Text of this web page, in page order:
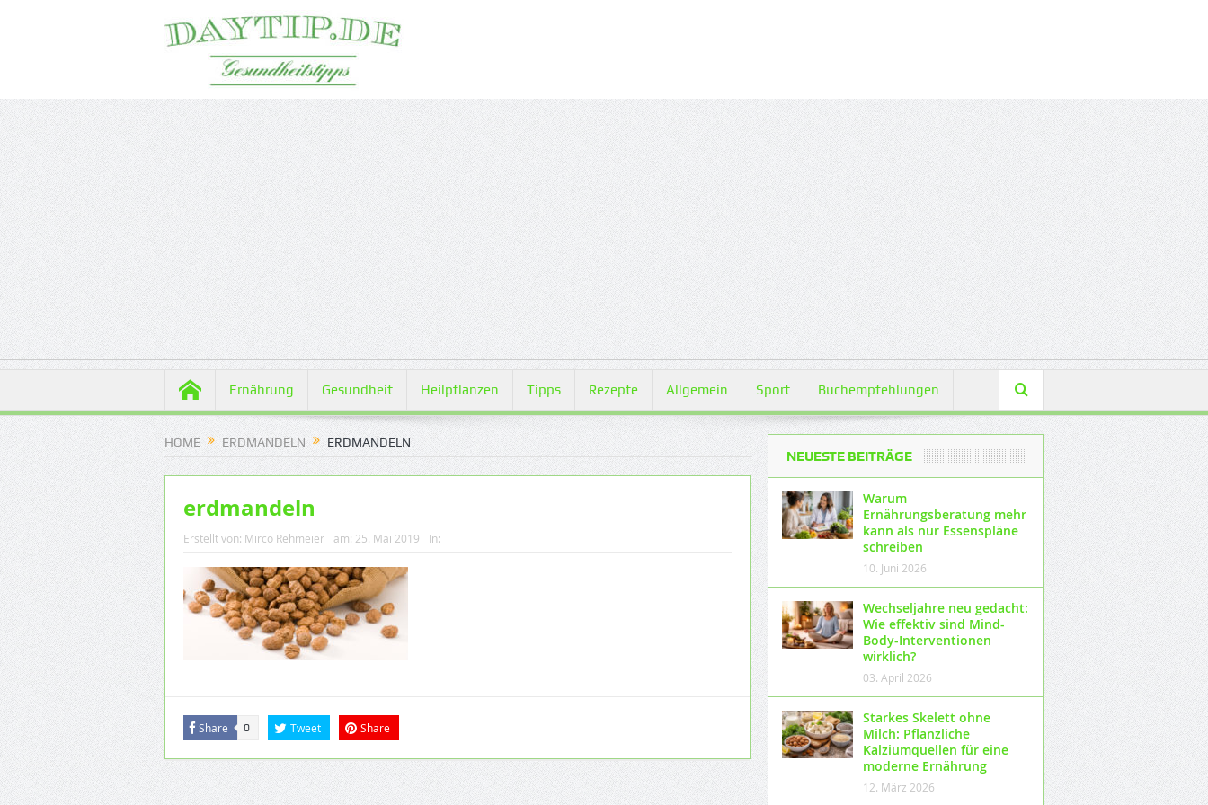
Ernährung Gesundheit Heilpflanzen Tipps Rezepte Allgemein Sport Buchempfehlungen
HOME ERDMANDELN ERDMANDELN
erdmandeln
Erstellt von: Mirco Rehmeier am: 25. Mai 2019 In:
Share 0 Tweet Share
NEUESTE BEITRÄGE
Warum
Ernährungsberatung mehr
kann als nur Essenspläne
schreiben
10. Juni 2026
Wechseljahre neu gedacht:
Wie effektiv sind Mind-
Body-Interventionen
wirklich?
03. April 2026
Starkes Skelett ohne
Milch: Pflanzliche
Kalziumquellen für eine
moderne Ernährung
12. März 2026